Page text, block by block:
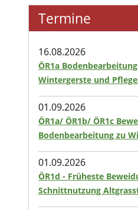
Termine
16.08.2026
ÖR1a
Wintergerste und
01.09.2026
ÖR1a/ ÖR1b/ ÖR1c
Bodenbearbeitung zu
01.09.2026
ÖR1d - Früheste
Schnittnutzung